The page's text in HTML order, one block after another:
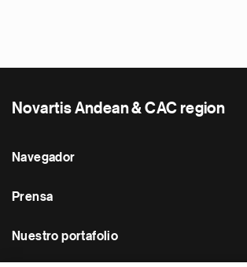
Novartis Andean & CAC region
Navegador
Prensa
Nuestro portafolio